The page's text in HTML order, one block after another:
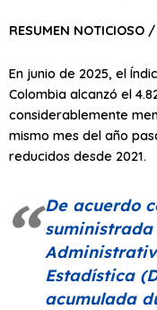
RESUMEN NOTICIOSO /
En junio de 2025, el
Colombia alcanzó el
considerablemente
mismo mes del año
reducidos desde 2021.
De acuerdo
Estadística
acumulada